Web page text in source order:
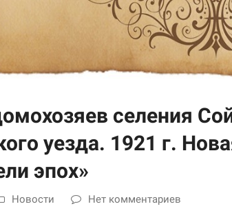
селения
уезда. 1921 г.
эпох»
Новости Нет комментариев
Статистика и
аналитика
Для того чтобы
улучшить
сайта, исходя из
используется.
опыт